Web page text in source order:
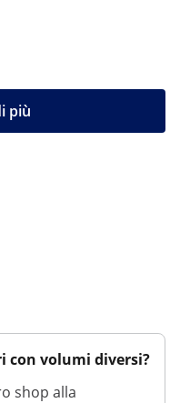
più
con volumi diversi?
shop alla